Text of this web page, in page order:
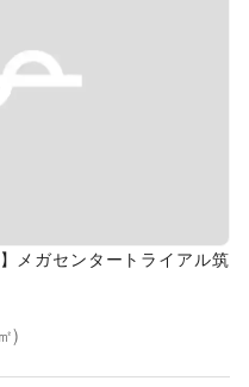
メガセンタートライアル筑
㎡)